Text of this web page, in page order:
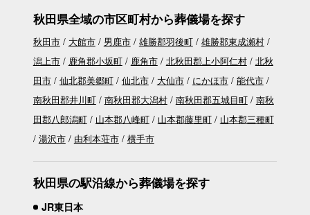
秋田県全域の市区町村から葬儀場を探す
秋田市 大館市 男鹿市 雄勝郡羽後町
雄勝郡東成瀬村
潟上市
鹿角郡小坂町 鹿角市 北秋田郡上小阿仁村
北秋
田市
仙北郡美郷町 仙北市 大仙市 にかほ市
能代市
南秋田郡井川町
南秋田郡大潟村 南秋田郡五城目町
南秋
田郡八郎潟町
山本郡八峰町 山本郡藤里町
山本郡三種町
湯沢市
由利本荘市 横手市
秋田県の駅沿線から葬儀場を探す
JR東日本